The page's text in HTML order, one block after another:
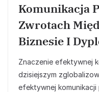
Komunikacja
Zwrotach
Biznesie I
Znaczenie efektywnej
dzisiejszym
efektywnej